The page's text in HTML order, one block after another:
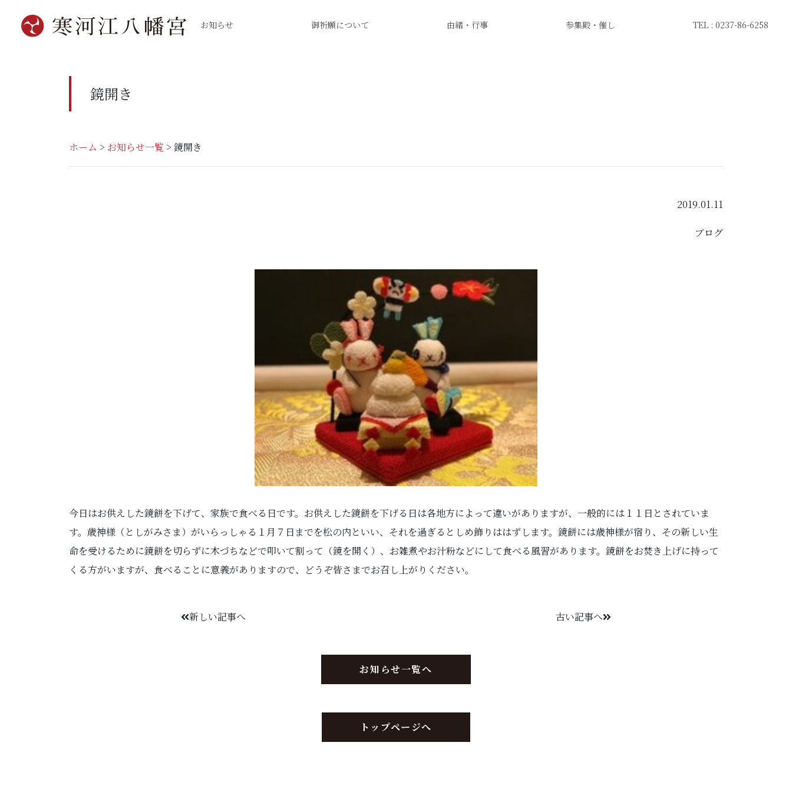
お知らせ 御祈願について 由緒・行事 参集殿・催し TEL : 0237-86-6258
鏡開き
ホーム > お知らせ一覧 > 鏡開き
2019.01.11
ブログ
今日はお供えした鏡餅を下げて、家族で食べる日です。お供えした鏡餅を下げる日は各地方によって違いがありますが、一般的には１１日とされていま
す。歳神様（としがみさま）がいらっしゃる１月７日までを松の内といい、それを過ぎるとしめ飾りははずします。鏡餅には歳神様が宿り、その新しい生
命を受けるために鏡餅を切らずに木づちなどで叩いて割って（鏡を開く）、お雑煮やお汁粉などにして食べる風習があります。鏡餅をお焚き上げに持って
くる方がいますが、食べることに意義がありますので、どうぞ皆さまでお召し上がりください。
新しい記事へ 古い記事へ
お知らせ一覧へ
トップページへ